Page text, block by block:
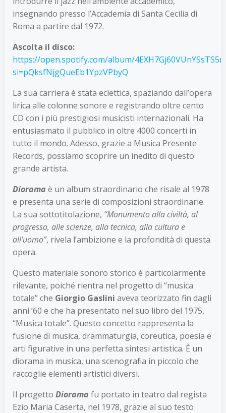
insegnando presso l’Accademia di Santa Cecilia di
Roma a partire dal 1972.
Ascolta il disco:
https://open.spotify.com/album/
si=pQksfNjgQueEb1YpzVPbyQ
La sua carriera è stata eclettica, spaziando dall’opera
lirica alle colonne sonore e registrando oltre cento
CD con i più prestigiosi musicisti internazionali. Ha
entusiasmato il pubblico in oltre 4000 concerti in
tutto il mondo. Adesso, grazie a Musica Presente
Records, possiamo scoprire un inedito di questo
grande artista.
Diorama è un album straordinario che risale al 1978
e presenta una serie di composizioni straordinarie.
La sua sottotitolazione, “Monumento alla civiltà, al
progresso, alle scienze, alla tecnica, alla cultura e
all’uomo”, rivela l’ambizione e la profondità di questa
opera.
Questo materiale sonoro storico è particolarmente
rilevante, poiché rientra nel progetto di “musica
totale” che Giorgio Gaslini aveva teorizzato fin dagli
anni ’60 e che ha presentato nel suo libro del 1975,
“Musica totale”. Questo concetto rappresenta la
fusione di musica, drammaturgia, coreutica, poesia e
arti figurative in una perfetta sintesi artistica. È un
diorama in musica, una scenografia in piccolo che
raccoglie elementi artistici diversi.
Il progetto Diorama fu portato in teatro dal regista
Ezio Maria Caserta, nel 1978, grazie al suo testo